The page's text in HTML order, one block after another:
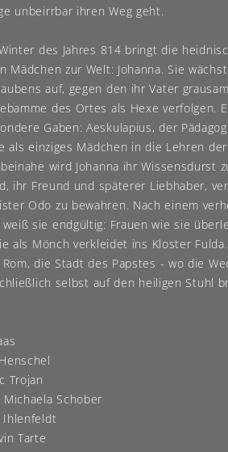
unbeirrbar ihren Weg geht.
des Jahres 814 bringt die
Mädchen zur Welt: Johanna. Sie
auf, gegen den ihr Vater
des Ortes als Hexe verfolgen.
Gaben: Aeskulapius, der
als einziges Mädchen in die Lehren
wird Johanna ihr Wissensdurst
ihr Freund und späterer Liebhaber,
Odo zu bewahren. Nach einem
sie endgültig: Frauen wie sie
als Mönch verkleidet ins Kloster
die Stadt des Papstes - wo die
selbst auf den heiligen Stuhl
Trojan
Schober
Ihlenfeldt
Tarte